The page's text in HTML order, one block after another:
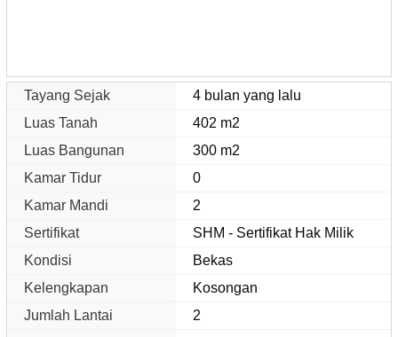
Tayang Sejak
4 bulan yang lalu
Luas Tanah
402 m2
Luas Bangunan
300 m2
Kamar Tidur
0
Kamar Mandi
2
Sertifikat
SHM - Sertifikat Hak Milik
Kondisi
Bekas
Kelengkapan
Kosongan
Jumlah Lantai
2